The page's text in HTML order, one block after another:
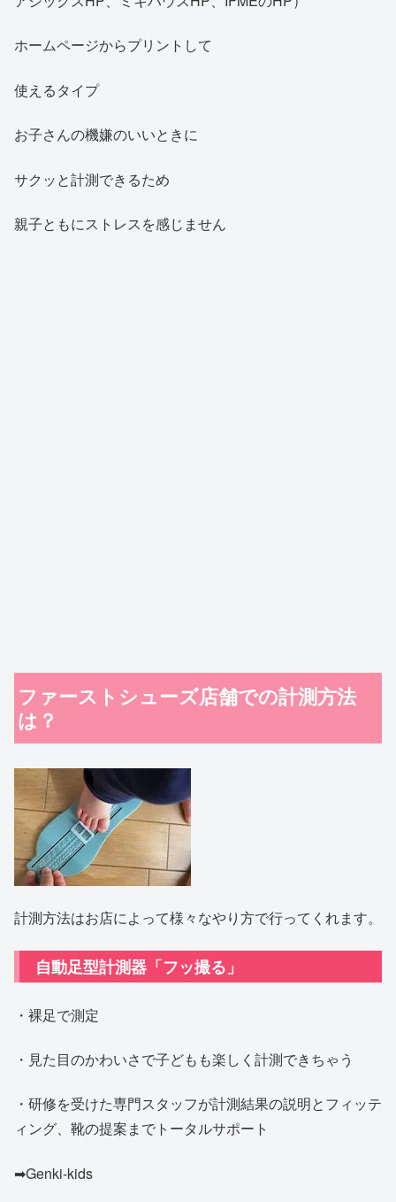
ホームページからプリントして
使えるタイプ
お子さんの機嫌のいいときに
サクッと計測できるため
親子ともにストレスを感じません
ファーストシューズ店舗での計測方法
は？
計測方法はお店によって様々なやり方で行ってくれます。
自動足型計測器「フッ撮る」
・裸足で測定
・見た目のかわいさで子どもも楽しく計測できちゃう
・研修を受けた専門スタッフが計測結果の説明とフィッテ
ィング、靴の提案までトータルサポート
➡Genki-kids